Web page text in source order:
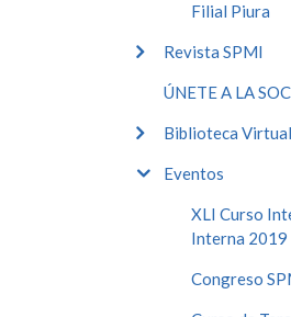
Filial Piura
Revista SPMI
ÚNETE A LA
Biblioteca Virtual
Eventos
XLI Curso
Interna 2019
Congreso